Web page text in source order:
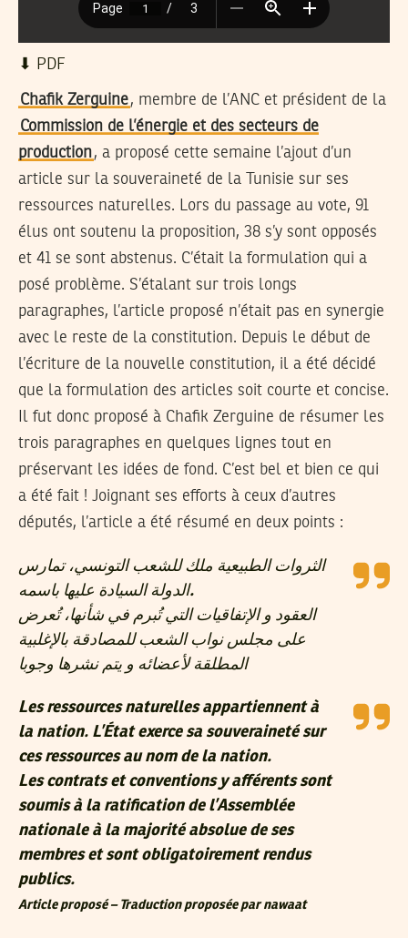
⬇︎ PDF
Chafik Zerguine, membre de l’ANC et président de la
Commission de l’énergie et des secteurs de
production, a proposé cette semaine l’ajout d’un
article sur la souveraineté de la Tunisie sur ses
ressources naturelles. Lors du passage au vote, 91
élus ont soutenu la proposition, 38 s’y sont opposés
et 41 se sont abstenus. C’était la formulation qui a
posé problème. S’étalant sur trois longs
paragraphes, l’article proposé n’était pas en synergie
avec le reste de la constitution. Depuis le début de
l’écriture de la nouvelle constitution, il a été décidé
que la formulation des articles soit courte et concise.
Il fut donc proposé à Chafik Zerguine de résumer les
trois paragraphes en quelques lignes tout en
préservant les idées de fond. C’est bel et bien ce qui
a été fait ! Joignant ses efforts à ceux d’autres
députés, l’article a été résumé en deux points :
الثروات الطبيعية ملك للشعب التونسي، تمارس
الدولة السيادة عليها باسمه.
العقود و الإتفاقيات التي تُبرم في شأنها، تُعرض
على مجلس نواب الشعب للمصادقة بالإغلبية
المطلقة لأعضائه و يتم نشرها وجوبا
Les ressources naturelles appartiennent à
la nation. L’État exerce sa souveraineté sur
ces ressources au nom de la nation.
Les contrats et conventions y afférents sont
soumis à la ratification de l’Assemblée
nationale à la majorité absolue de ses
membres et sont obligatoirement rendus
publics.
Article proposé – Traduction proposée par nawaat